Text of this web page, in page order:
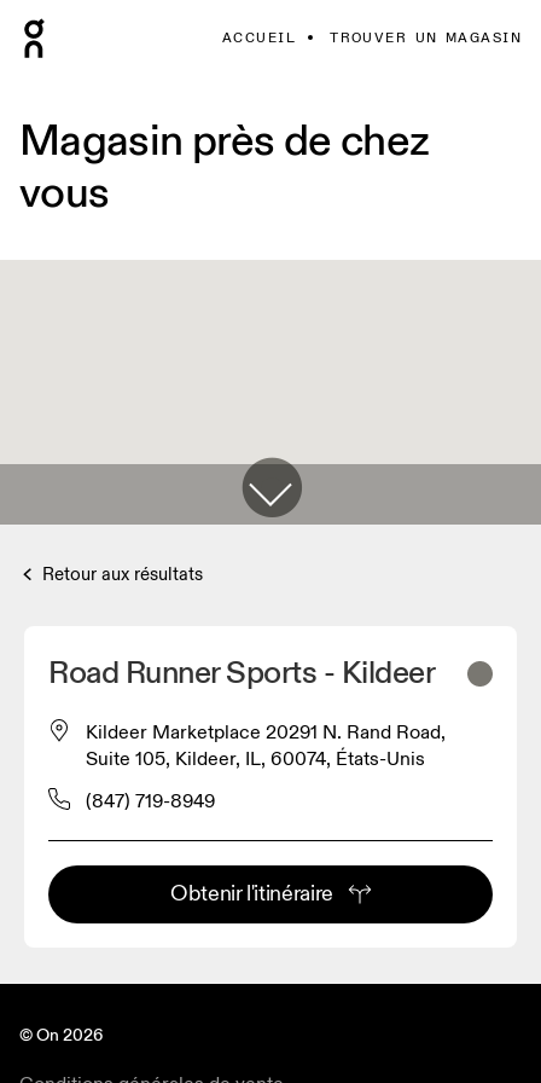
ACCUEIL TROUVER UN MAGASIN
Magasin près de chez
vous
Retour aux résultats
Road Runner Sports - Kildeer
Kildeer Marketplace 20291 N. Rand Road,
Suite 105, Kildeer, IL, 60074, États-Unis
(847) 719-8949
Obtenir l'itinéraire
© On 2026